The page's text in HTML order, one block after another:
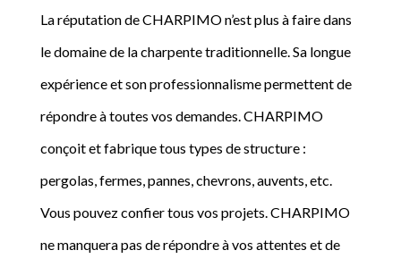
La réputation de CHARPIMO n’est plus à faire dans
le domaine de la charpente traditionnelle. Sa longue
expérience et son professionnalisme permettent de
répondre à toutes vos demandes. CHARPIMO
conçoit et fabrique tous types de structure :
pergolas, fermes, pannes, chevrons, auvents, etc.
Vous pouvez confier tous vos projets. CHARPIMO
ne manquera pas de répondre à vos attentes et de